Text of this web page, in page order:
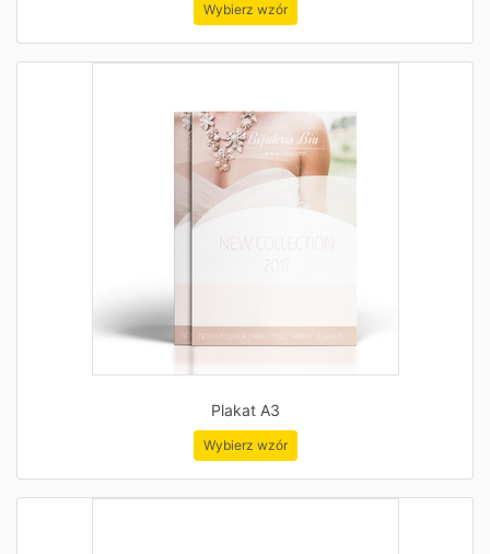
Wybierz wzór
Plakat A3
Wybierz wzór